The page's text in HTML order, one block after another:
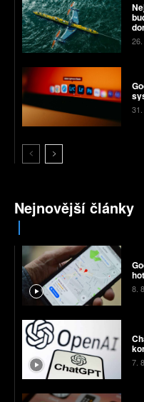
Nejnovější články
8.
7.